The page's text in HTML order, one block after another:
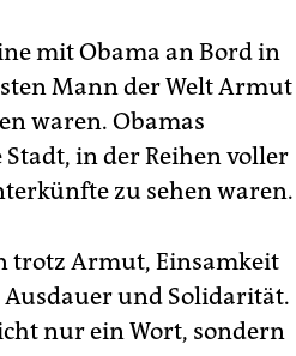
mit Obama an Bord in
Mann der Welt Armut
waren. Obamas
in der Reihen voller
zu sehen waren.
trotz Armut, Einsamkeit
und Solidarität.
nur ein Wort, sondern